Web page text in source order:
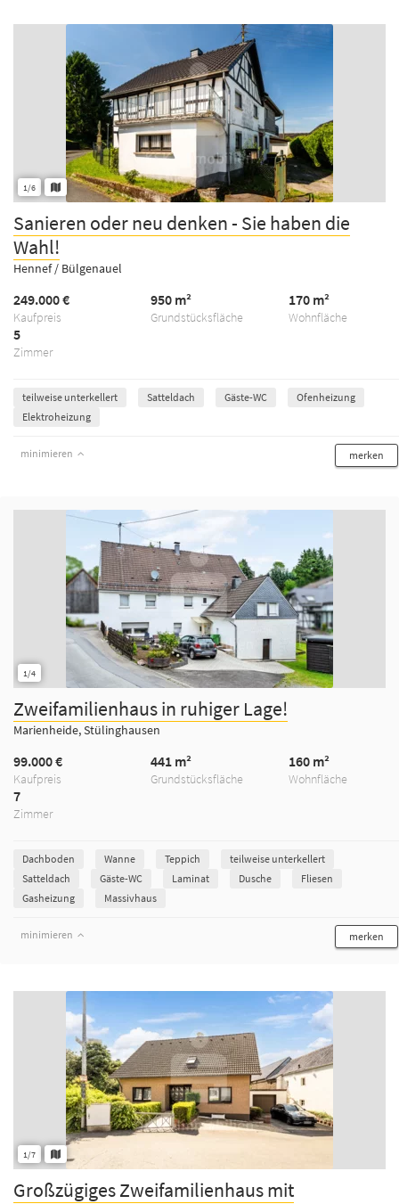
1/6
Sanieren oder neu denken - Sie haben die
Wahl!
Hennef / Bülgenauel
Kaufpreis
249.000 €
Grundstücksfläche
950 m²
Wohnfläche
170 m²
Zimmer
5
teilweise unterkellert Satteldach Gäste-WC
Ofenheizung
Elektroheizung
minimieren merken
1/4
Zweifamilienhaus in ruhiger Lage!
Marienheide, Stülinghausen
Kaufpreis
99.000 €
Grundstücksfläche
441 m²
Wohnfläche
160 m²
Zimmer
7
Dachboden Wanne Teppich
teilweise unterkellert
Satteldach
Gäste-WC Laminat Dusche
Fliesen
Gasheizung
Massivhaus
minimieren merken
1/7
Großzügiges Zweifamilienhaus mit